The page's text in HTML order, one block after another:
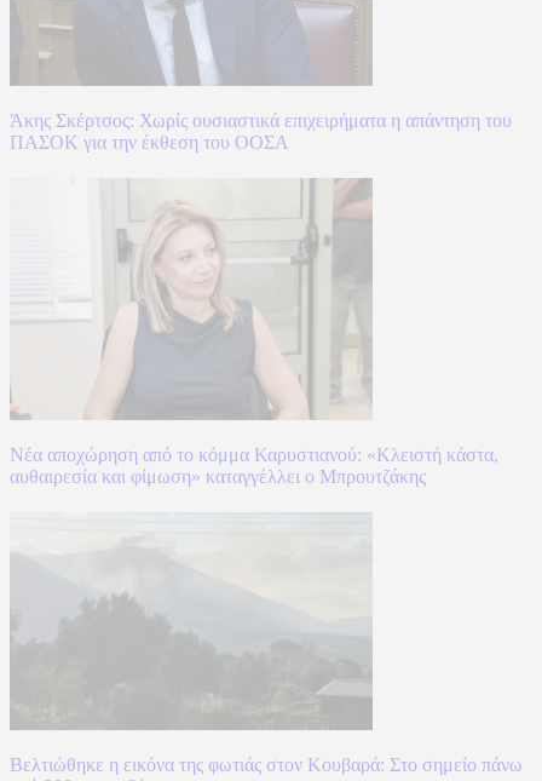
Άκης Σκέρτσος: Χωρίς ουσιαστικά επιχειρήματα η απάντηση του
ΠΑΣΟΚ για την έκθεση του ΟΟΣΑ
Νέα αποχώρηση από το κόμμα Καρυστιανού: «Κλειστή κάστα,
αυθαιρεσία και φίμωση» καταγγέλλει ο Μπρουτζάκης
Βελτιώθηκε η εικόνα της φωτιάς στον Κουβαρά: Στο σημείο πάνω